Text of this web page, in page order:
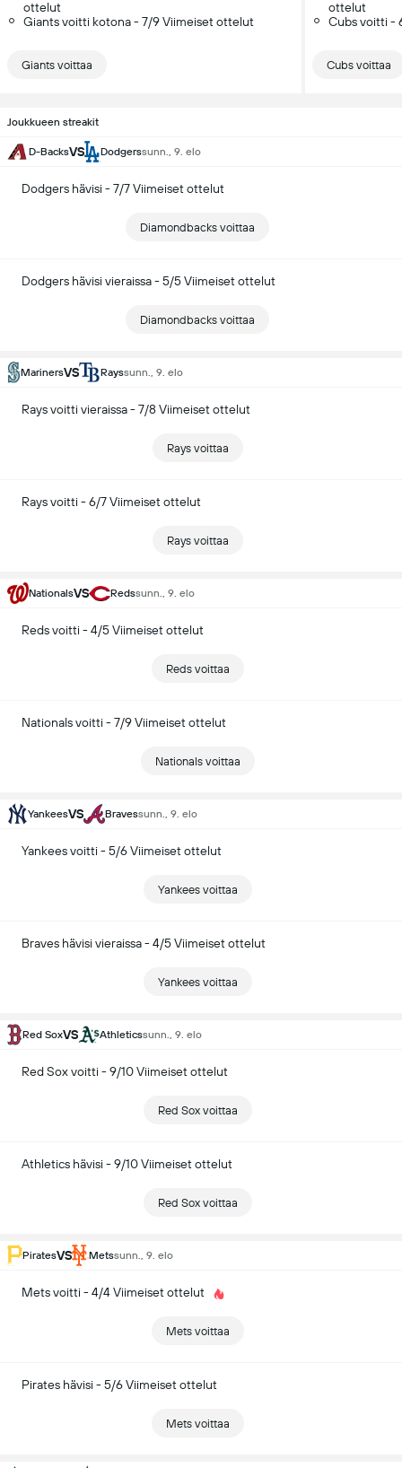
ottelut
Giants voitti kotona - 7/9 Viimeiset ottelut
Giants voittaa
ottelut
Cubs voitti -
Cubs voittaa
Joukkueen streakit
D-BacksVS Dodgerssunn., 9. elo
Dodgers hävisi - 7/7 Viimeiset ottelut
Diamondbacks voittaa
Dodgers hävisi vieraissa - 5/5 Viimeiset ottelut
Diamondbacks voittaa
MarinersVS Rayssunn., 9. elo
Rays voitti vieraissa - 7/8 Viimeiset ottelut
Rays voittaa
Rays voitti - 6/7 Viimeiset ottelut
Rays voittaa
NationalsVS Redssunn., 9. elo
Reds voitti - 4/5 Viimeiset ottelut
Reds voittaa
Nationals voitti - 7/9 Viimeiset ottelut
Nationals voittaa
YankeesVS Bravessunn., 9. elo
Yankees voitti - 5/6 Viimeiset ottelut
Yankees voittaa
Braves hävisi vieraissa - 4/5 Viimeiset ottelut
Yankees voittaa
Red SoxVS Athleticssunn., 9. elo
Red Sox voitti - 9/10 Viimeiset ottelut
Red Sox voittaa
Athletics hävisi - 9/10 Viimeiset ottelut
Red Sox voittaa
PiratesVS Metssunn., 9. elo
Mets voitti - 4/4 Viimeiset ottelut
Mets voittaa
Pirates hävisi - 5/6 Viimeiset ottelut
Mets voittaa